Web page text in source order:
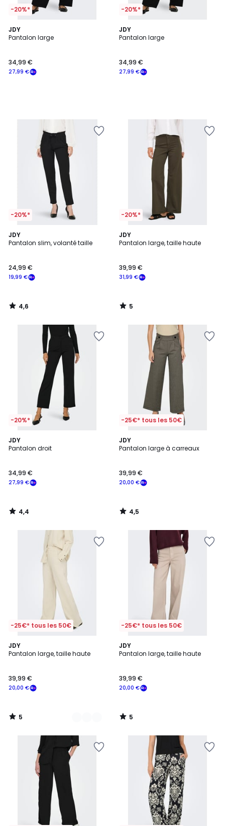
-20%*
JDY
Pantalon large
27,99 €
34,99 €
-20%*
JDY
Pantalon large
27,99 €
34,99 €
-20%*
JDY
Pantalon slim, volanté taille
19,99 €
24,99 €
4,6
/ 5
4,6
/
-20%*
JDY
Pantalon large, taille haute
31,99 €
39,99 €
5
/
5
/
-20%*
JDY
Pantalon droit
27,99 €
34,99 €
4,4
/ 5
4,4
/
-25€* tous les 50€
JDY
Pantalon large à carreaux
20,00 €
39,99 €
4,5
/ 5
4,5
/
-25€* tous les 50€
JDY
Pantalon large, taille haute
20,00 €
39,99 €
5
/
2
Couleurs
5
/
-25€* tous les 50€
JDY
Pantalon large, taille haute
20,00 €
39,99 €
5
/
5
/